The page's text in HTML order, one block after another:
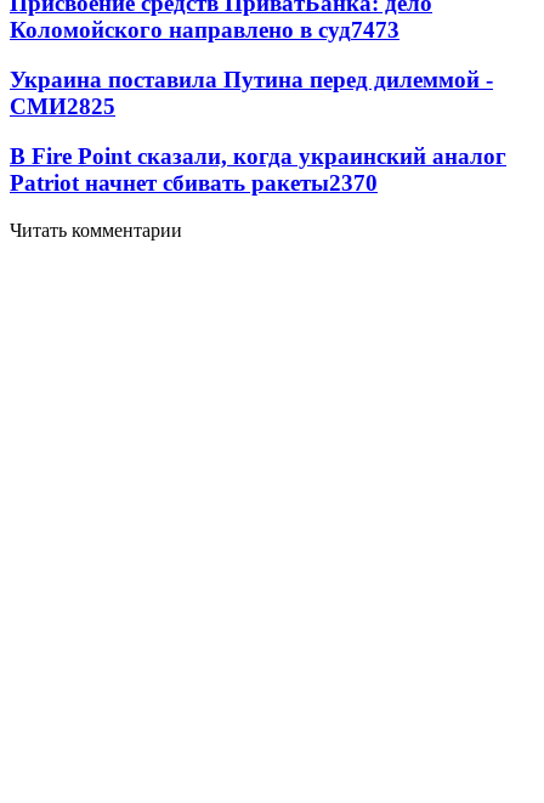
Коломойского направлено в суд7473
Украина поставила Путина перед дилеммой -
СМИ2825
В Fire Point сказали, когда украинский аналог
Patriot начнет сбивать ракеты2370
Читать комментарии